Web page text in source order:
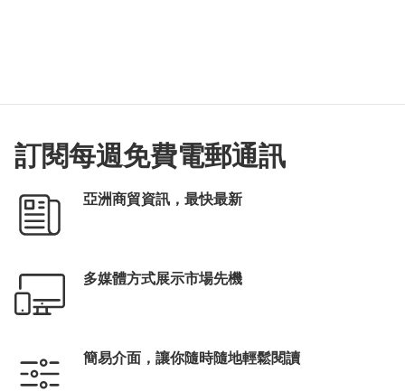
訂閱每週免費電郵通訊
亞洲商貿資訊，最快最新
多媒體方式展示市場先機
簡易介面，讓你隨時隨地輕鬆閱讀